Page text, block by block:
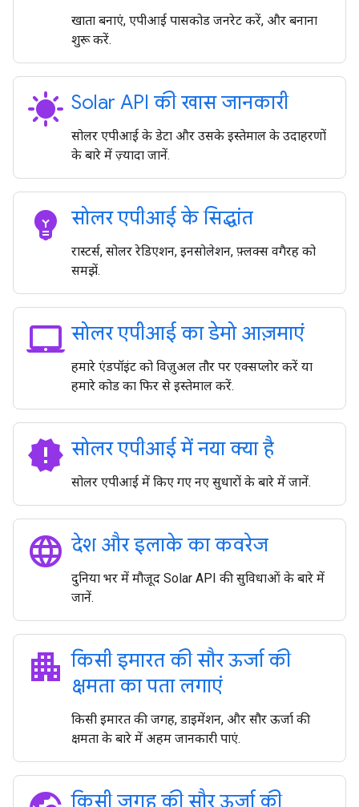
खाता बनाएं, एपीआई पासकोड जनरेट करें, और बनाना
शुरू करें.
sunny Solar API की खास जानकारी
सोलर एपीआई के डेटा और उसके इस्तेमाल के उदाहरणों
के बारे में ज़्यादा जानें.
emoji_objects सोलर एपीआई के सिद्धांत
रास्टर्स, सोलर रेडिएशन, इनसोलेशन, फ़्लक्स वगैरह को
समझें.
laptop_mac सोलर एपीआई का डेमो आज़माएं
हमारे एंडपॉइंट को विज़ुअल तौर पर एक्सप्लोर करें या
हमारे कोड का फिर से इस्तेमाल करें.
new_releases सोलर एपीआई में नया क्या है
सोलर एपीआई में किए गए नए सुधारों के बारे में जानें.
language देश और इलाके का कवरेज
दुनिया भर में मौजूद Solar API की सुविधाओं के बारे में
जानें.
apartment किसी इमारत की सौर ऊर्जा की
क्षमता का पता लगाएं
किसी इमारत की जगह, डाइमेंशन, और सौर ऊर्जा की
क्षमता के बारे में अहम जानकारी पाएं.
किसी जगह की सौर ऊर्जा की